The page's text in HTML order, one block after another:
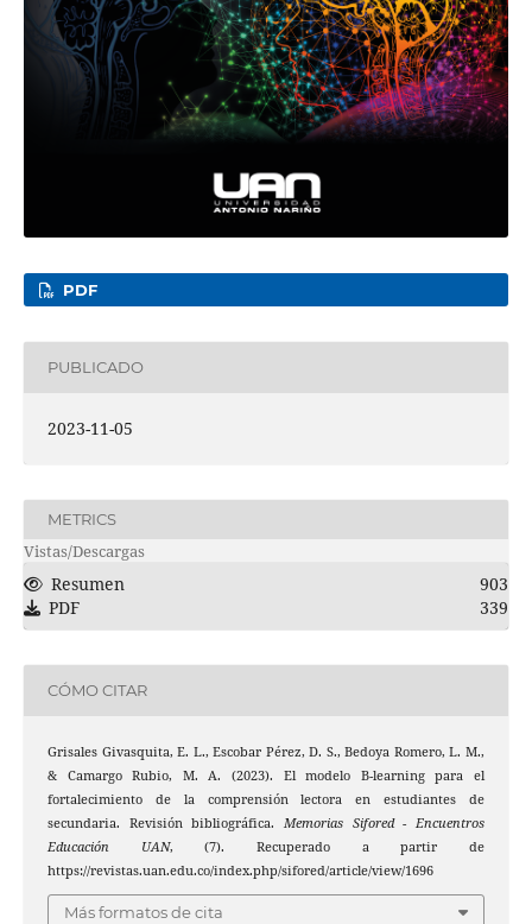
PDF
PUBLICADO
2023-11-05
METRICS
Vistas/Descargas
Resumen
903
PDF
339
CÓMO CITAR
Grisales Givasquita, E. L., Escobar Pérez, D. S., Bedoya Romero, L. M.,
& Camargo Rubio, M. A. (2023). El modelo B-learning para el
fortalecimiento de la comprensión lectora en estudiantes de
secundaria. Revisión bibliográfica. Memorias Sifored - Encuentros
Educación UAN, (7). Recuperado a partir de
https://revistas.uan.edu.co/index.php/sifored/article/view/1696
Más formatos de cita